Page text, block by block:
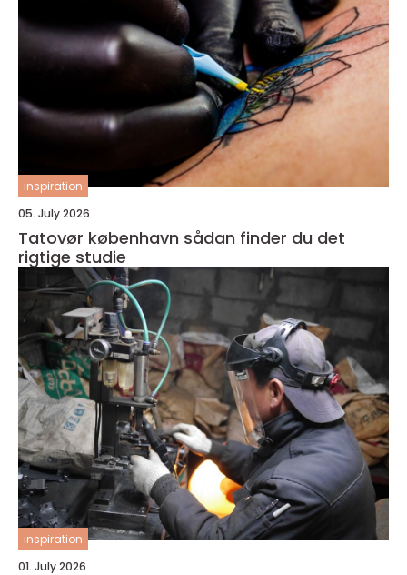
inspiration
05. July 2026
Tatovør københavn sådan finder du det
rigtige studie
inspiration
01. July 2026